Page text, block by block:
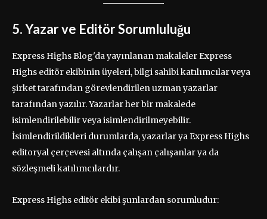
5. Yazar ve Editör Sorumluluğu
Express Highs Blog'da yayınlanan makaleler Express
Highs editör ekibinin üyeleri, bilgi sahibi katılımcılar veya
şirket tarafından görevlendirilen uzman yazarlar
tarafından yazılır. Yazarlar her bir makalede
isimlendirilebilir veya isimlendirilmeyebilir.
İsimlendirildikleri durumlarda, yazarlar ya Express Highs
editoryal çerçevesi altında çalışan çalışanlar ya da
sözleşmeli katılımcılardır.
Express Highs editör ekibi şunlardan sorumludur: